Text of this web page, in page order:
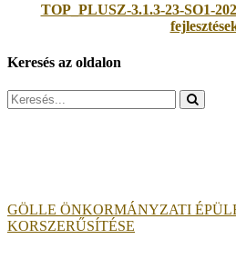
TOP_PLUSZ-3.1.3-23-SO1-
Keresés az oldalon
Search
for:
GÖLLE ÖNKORMÁNYZATI
KORSZERŰSÍTÉSE